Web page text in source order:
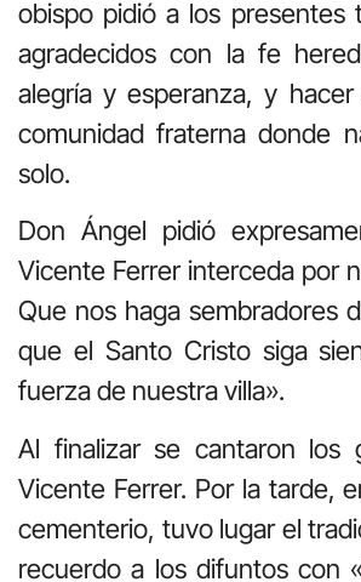
obispo pidió a los presentes
agradecidos con la fe
alegría y esperanza, y
comunidad fraterna donde
solo.
Don Ángel pidió
Vicente Ferrer interceda por
Que nos haga sembradores
que el Santo Cristo siga
fuerza de nuestra villa».
Al finalizar se cantaron los
Vicente Ferrer. Por la tarde,
cementerio, tuvo lugar el
recuerdo a los difuntos con